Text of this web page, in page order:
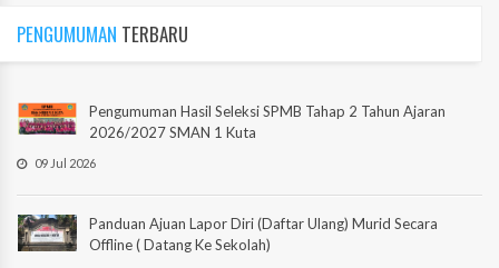
PENGUMUMAN TERBARU
Pengumuman Hasil Seleksi SPMB Tahap 2 Tahun Ajaran
2026/2027 SMAN 1 Kuta
09 Jul 2026
Panduan Ajuan Lapor Diri (Daftar Ulang) Murid Secara
Offline ( Datang Ke Sekolah)